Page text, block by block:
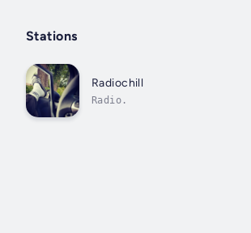
Stations
Radiochill
Radio.